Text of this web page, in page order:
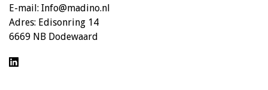
E-mail: Info@madino.nl
Adres: Edisonring 14
6669 NB Dodewaard